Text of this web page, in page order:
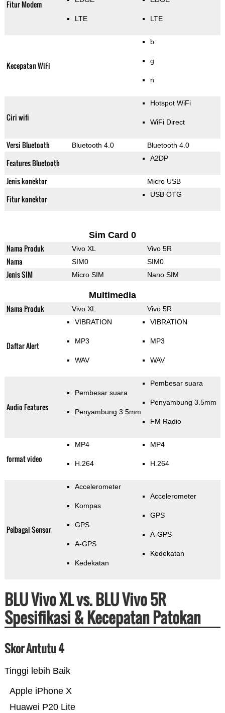
Fitur Modem
LTE LTE
Kecepatan WiFi
b
g
n
Ciri wifi
Hotspot WiFi
WiFi Direct
Versi Bluetooth Bluetooth 4.0 Bluetooth 4.0
Features Bluetooth A2DP
Jenis konektor Micro USB
Fitur konektor USB OTG
Sim Card 0
Nama Produk Vivo XL Vivo 5R
Nama SIM0 SIM0
Jenis SIM Micro SIM Nano SIM
Multimedia
Nama Produk Vivo XL Vivo 5R
Daftar Alert
VIBRATION
MP3
WAV
VIBRATION
MP3
WAV
Audio Features
Pembesar suara
Penyambung 3.5mm
Pembesar suara
Penyambung 3.5mm
FM Radio
format video
MP4
H.264
MP4
H.264
Pelbagai Sensor
Accelerometer
Kompas
GPS
A-GPS
Kedekatan
Accelerometer
GPS
A-GPS
Kedekatan
BLU Vivo XL vs. BLU Vivo 5R
Spesifikasi & Kecepatan Patokan
Skor Antutu 4
Tinggi lebih Baik
Huawei P20 Lite
Apple iPhone X